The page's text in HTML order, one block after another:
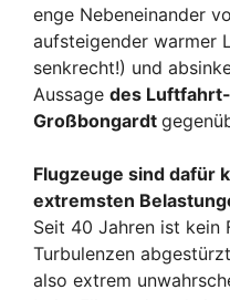
enge Nebeneinander
aufsteigender warmer
senkrecht!) und
Aussage des
Großbongardt
Flugzeuge sind dafür
extremsten
Seit 40 Jahren ist kein
Turbulenzen
also extrem